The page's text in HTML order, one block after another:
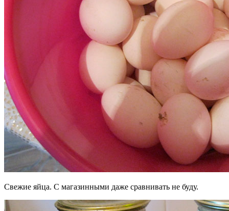
Свежие яйца. С магазинными даже сравнивать не буду.